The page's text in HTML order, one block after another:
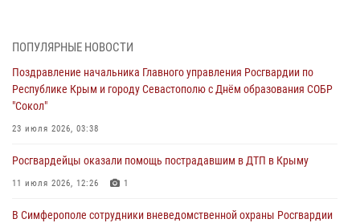
мужчину
Росгвардия в Крыму и Севастополе задержала ряд
правонарушителей
03 августа 2026, 14:08
В Симферополе росгвардейцы задержали гражданина,
подозреваемого в совершении серии краж
ПОПУЛЯРНЫЕ НОВОСТИ
Поздравление начальника Главного управления Росгвардии по
Республике Крым и городу Севастополю с Днём образования СОБР
"Сокол"
23 июля 2026, 03:38
Росгвардейцы оказали помощь пострадавшим в ДТП в Крыму
11 июля 2026, 12:26 1
В Симферополе сотрудники вневедомственной охраны Росгвардии